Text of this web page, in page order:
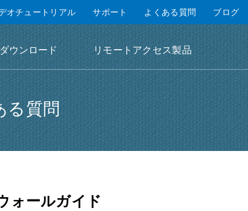
オチュートリアル サポート よくある質問 ブログ
ダウンロード リモートアクセス製品
る質問
ォールガイド